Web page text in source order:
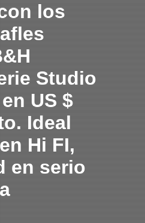
los
Studio
US $
Ideal
Hi FI,
en serio